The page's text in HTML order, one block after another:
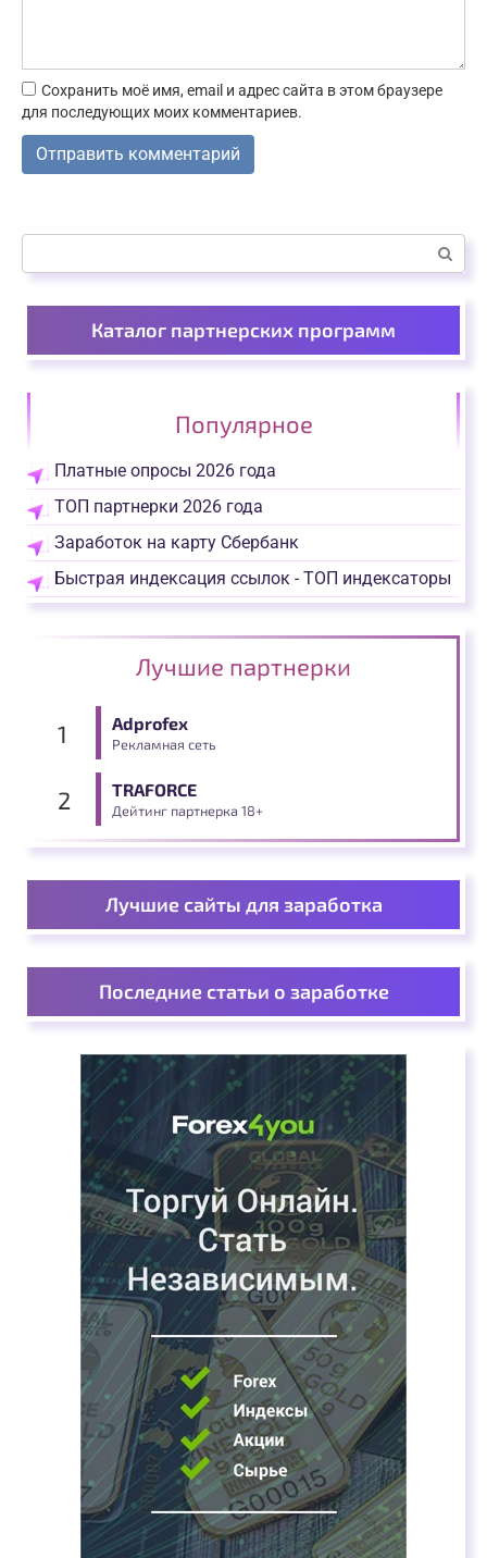
Сохранить моё имя, email и адрес сайта в этом браузере
для последующих моих комментариев.
Каталог партнерских программ
Популярное
Платные опросы 2026 года
ТОП партнерки 2026 года
Заработок на карту Сбербанк
Быстрая индексация ссылок - ТОП индексаторы
Лучшие партнерки
Adprofex
Рекламная сеть
TRAFORCE
Дейтинг партнерка 18+
Лучшие сайты для заработка
Последние статьи о заработке